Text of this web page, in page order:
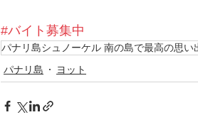
#バイト募集中
パナリ島シュノーケル 南の島で最高の思
パナリ島
ヨット